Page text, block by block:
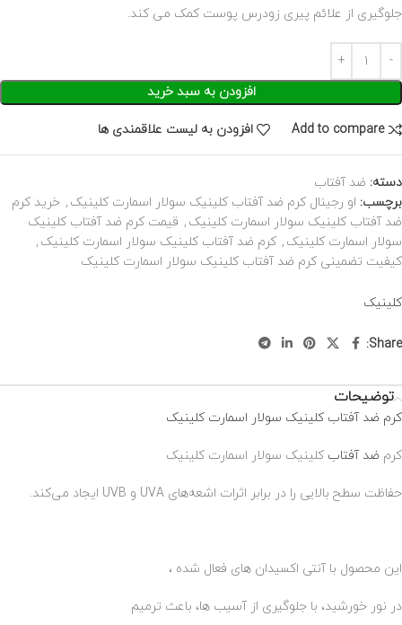
جلوگیری از علائم پیری زودرس پوست کمک می کند.
افزودن به سبد خرید
Add to compare افزودن به لیست علاقمندی ها
دسته: ضد آفتاب
برچسب: او رجینال کرم ضد آفتاب کلینیک سولار اسمارت کلینیک , خرید کرم
ضد آفتاب کلینیک سولار اسمارت کلینیک , قیمت کرم ضد آفتاب کلینیک
سولار اسمارت کلینیک , کرم ضد آفتاب کلینیک سولار اسمارت کلینیک ,
کیفیت تضمینی کرم ضد آفتاب کلینیک سولار اسمارت کلینیک
کلینیک
Share:
توضیحات
کرم ضد آفتاب کلینیک سولار اسمارت کلینیک
کرم ضد آفتاب کلینیک سولار اسمارت کلینیک
حفاظت سطح بالایی را در برابر اثرات اشعه‌های UVA و UVB ایجاد می‌کند.
این محصول با آنتی اکسیدان های فعال شده ،
در نور خورشید، با جلوگیری از آسیب ها، باعث ترمیم